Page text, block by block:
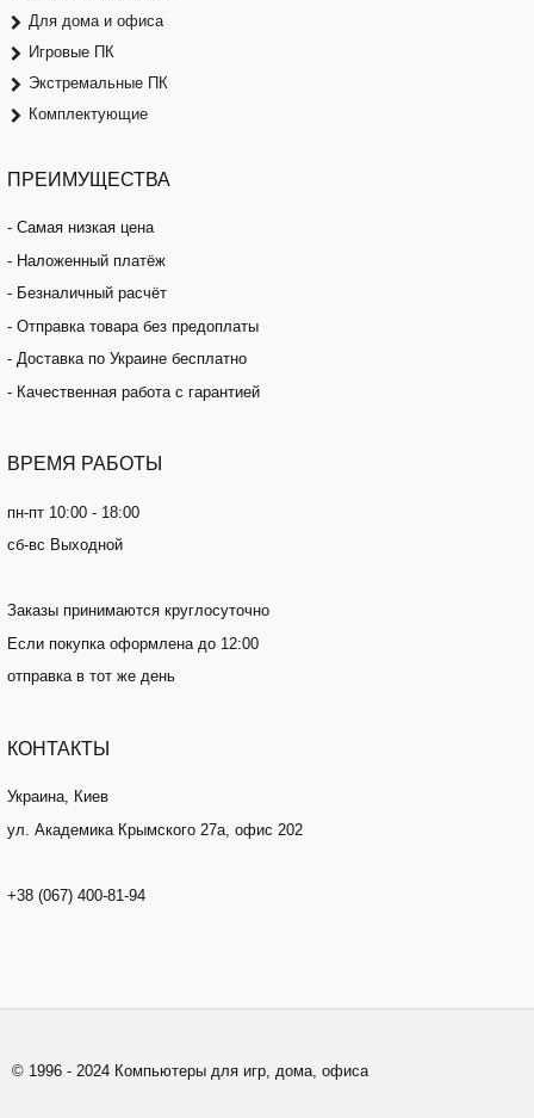
Для дома и офиса
Игровые ПК
Экстремальные ПК
Комплектующие
ПРЕИМУЩЕСТВА
- Самая низкая цена
- Наложенный платёж
- Безналичный расчёт
- Отправка товара без предоплаты
- Доставка по Украине бесплатно
- Качественная работа с гарантией
ВРЕМЯ РАБОТЫ
пн-пт 10:00 - 18:00
сб-вс Выходной
Заказы принимаются круглосуточно
Если покупка оформлена до 12:00
отправка в тот же день
КОНТАКТЫ
Украина, Киев
ул. Академика Крымского 27а, офис 202
+38 (067) 400-81-94
© 1996­ - 2024 Компьютеры для игр, дома, офиса